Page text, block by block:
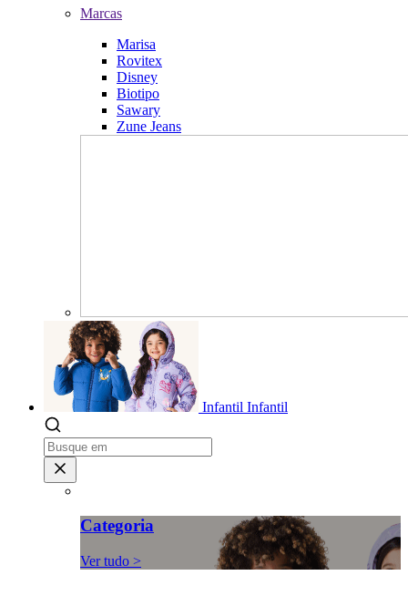
Marcas
Marisa
Rovitex
Disney
Biotipo
Sawary
Zune Jeans
Infantil Infantil
Categoria
Ver tudo >